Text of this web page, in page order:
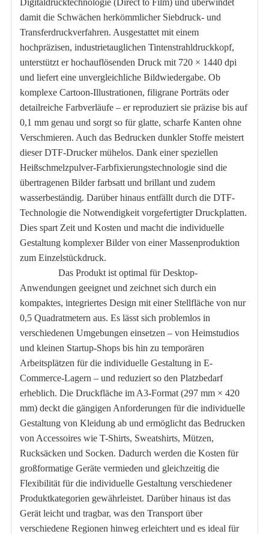
Digitaldrucktechnologie (Direct to Film) und überwindet
damit die Schwächen herkömmlicher Siebdruck- und
Transferdruckverfahren. Ausgestattet mit einem
hochpräzisen, industrietauglichen Tintenstrahldruckkopf,
unterstützt er hochauflösenden Druck mit 720 × 1440 dpi
und liefert eine unvergleichliche Bildwiedergabe. Ob
komplexe Cartoon-Illustrationen, filigrane Porträts oder
detailreiche Farbverläufe – er reproduziert sie präzise bis auf
0,1 mm genau und sorgt so für glatte, scharfe Kanten ohne
Verschmieren. Auch das Bedrucken dunkler Stoffe meistert
dieser DTF-Drucker mühelos. Dank einer speziellen
Heißschmelzpulver-Farbfixierungstechnologie sind die
übertragenen Bilder farbsatt und brillant und zudem
wasserbeständig. Darüber hinaus entfällt durch die DTF-
Technologie die Notwendigkeit vorgefertigter Druckplatten.
Dies spart Zeit und Kosten und macht die individuelle
Gestaltung komplexer Bilder von einer Massenproduktion
zum Einzelstückdruck.
Das Produkt ist optimal für Desktop-
Anwendungen geeignet und zeichnet sich durch ein
kompaktes, integriertes Design mit einer Stellfläche von nur
0,5 Quadratmetern aus. Es lässt sich problemlos in
verschiedenen Umgebungen einsetzen – von Heimstudios
und kleinen Startup-Shops bis hin zu temporären
Arbeitsplätzen für die individuelle Gestaltung in E-
Commerce-Lagern – und reduziert so den Platzbedarf
erheblich. Die Druckfläche im A3-Format (297 mm × 420
mm) deckt die gängigen Anforderungen für die individuelle
Gestaltung von Kleidung ab und ermöglicht das Bedrucken
von Accessoires wie T-Shirts, Sweatshirts, Mützen,
Rucksäcken und Socken. Dadurch werden die Kosten für
großformatige Geräte vermieden und gleichzeitig die
Flexibilität für die individuelle Gestaltung verschiedener
Produktkategorien gewährleistet. Darüber hinaus ist das
Gerät leicht und tragbar, was den Transport über
verschiedene Regionen hinweg erleichtert und es ideal für